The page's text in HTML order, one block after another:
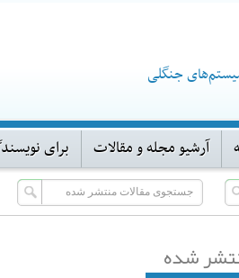
جنگلی
آرشیو مجله و مقالات برای
شده